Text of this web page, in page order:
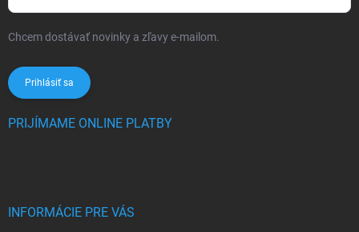
Chcem dostávať novinky a zľavy e-mailom.
Prihlásiť sa
PRIJÍMAME ONLINE PLATBY
INFORMÁCIE PRE VÁS